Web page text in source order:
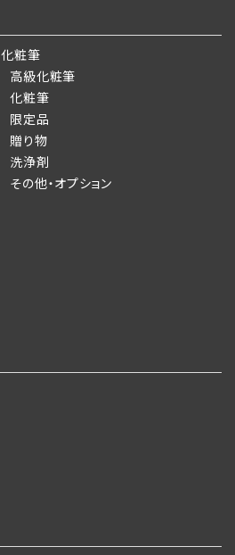
化粧筆
高級化粧筆
化粧筆
限定品
贈り物
洗浄剤
その他・オプション